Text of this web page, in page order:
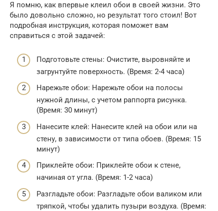
Я помню, как впервые клеил обои в своей жизни. Это
было довольно сложно, но результат того стоил! Вот
подробная инструкция, которая поможет вам
справиться с этой задачей:
Подготовьте стены: Очистите, выровняйте и
загрунтуйте поверхность. (Время: 2-4 часа)
Нарежьте обои: Нарежьте обои на полосы
нужной длины, с учетом раппорта рисунка.
(Время: 30 минут)
Нанесите клей: Нанесите клей на обои или на
стену, в зависимости от типа обоев. (Время: 15
минут)
Приклейте обои: Приклейте обои к стене,
начиная от угла. (Время: 1-2 часа)
Разгладьте обои: Разгладьте обои валиком или
тряпкой, чтобы удалить пузыри воздуха. (Время: